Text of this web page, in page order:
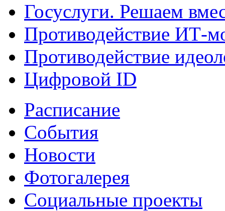
Госуслуги. Решаем
Противодействие ИТ-
Противодействие
Цифровой ID
Расписание
События
Новости
Фотогалерея
Социальные проекты